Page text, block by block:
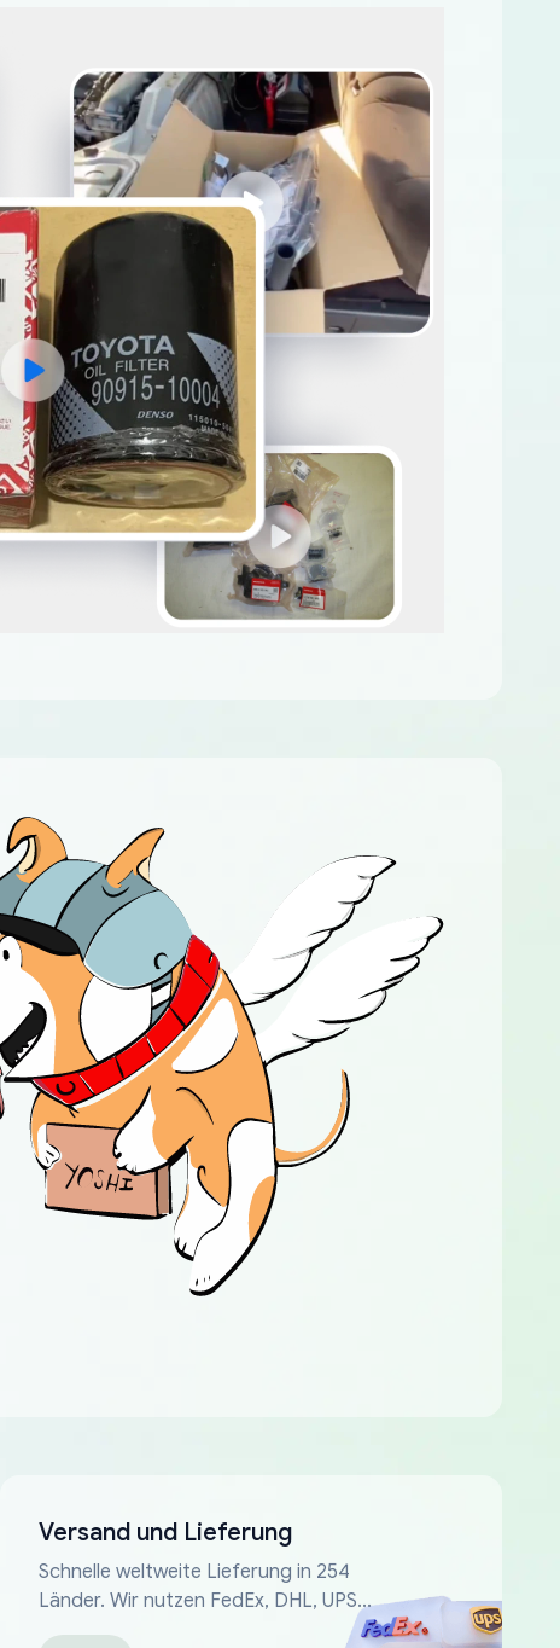
Versand und Lieferung
Schnelle weltweite Lieferung in 254
Länder. Wir nutzen FedEx, DHL, UPS...